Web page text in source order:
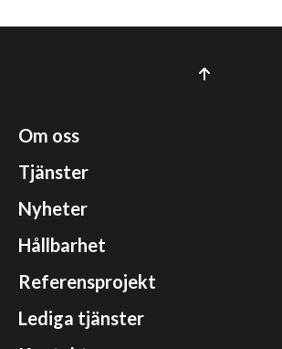
Om oss
Tjänster
Nyheter
Hållbarhet
Referensprojekt
Lediga tjänster